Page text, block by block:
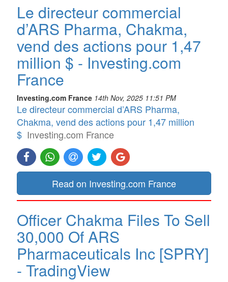
Le directeur commercial
d’ARS Pharma, Chakma,
vend des actions pour 1,47
million $ - Investing.com
France
Investing.com France 14th Nov, 2025 11:51 PM
Le directeur commercial d’ARS Pharma,
Chakma, vend des actions pour 1,47 million
$ Investing.com France
Read on Investing.com France
Officer Chakma Files To Sell
30,000 Of ARS
Pharmaceuticals Inc [SPRY]
- TradingView